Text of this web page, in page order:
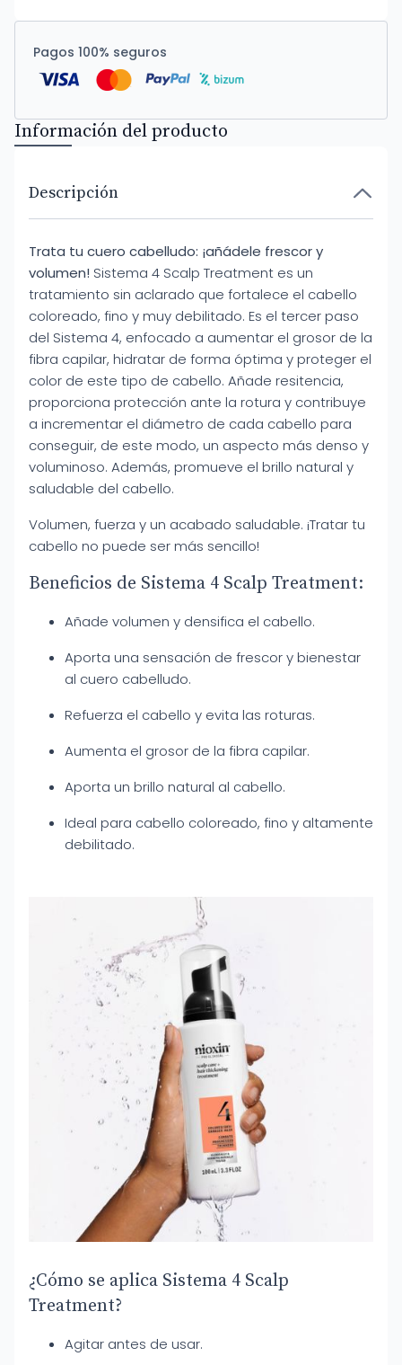
Pagos 100% seguros
Información del producto
Descripción
Trata tu cuero cabelludo: ¡añádele frescor y
volumen! Sistema 4 Scalp Treatment es un
tratamiento sin aclarado que fortalece el cabello
coloreado, fino y muy debilitado. Es el tercer paso
del Sistema 4, enfocado a aumentar el grosor de la
fibra capilar, hidratar de forma óptima y proteger el
color de este tipo de cabello. Añade resitencia,
proporciona protección ante la rotura y contribuye
a incrementar el diámetro de cada cabello para
conseguir, de este modo, un aspecto más denso y
voluminoso. Además, promueve el brillo natural y
saludable del cabello.
Volumen, fuerza y un acabado saludable. ¡Tratar tu
cabello no puede ser más sencillo!
Beneficios de Sistema 4 Scalp Treatment:
Añade volumen y densifica el cabello.
Aporta una sensación de frescor y bienestar
al cuero cabelludo.
Refuerza el cabello y evita las roturas.
Aumenta el grosor de la fibra capilar.
Aporta un brillo natural al cabello.
Ideal para cabello coloreado, fino y altamente
debilitado.
¿Cómo se aplica Sistema 4 Scalp
Treatment?
Agitar antes de usar.